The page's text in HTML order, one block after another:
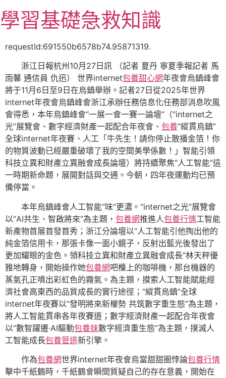
至
主
學習基礎急救知識
requestId:691550b6578b74.95871319.
浙江日報杭州10月27日訊 （記者 夏丹 寧夏季報記者 馬
雨馨 通信員 仇迅） 世界internet包養甜心網年夜會烏鎮峰會
將于11月6日至9日在烏鎮舉辦。記者27日從2025年世界
internet年夜會烏鎮峰會浙江承辦任務信息化任務部消息吹風
會得悉，本年烏鎮峰會“一展一會一賽一論壇”（“internet之
光”展覽會、數字經濟財產一起配合年夜會、 包養“縱貫烏鎮”
全球internet年夜賽、人工「牛先生！請你停止散播金箔！你
的物質波動已經嚴重破壞了我的空間美學係數！」智能引領
科技立異和財產立異融會成長論壇）將持續聚焦“人工智能”這
一時期新命題，展開對話與交通。今朝，四年夜運動均已預
備停當。
本年烏鎮峰會人工智能“味”更濃。“internet之光”展覽會
以“AI共生、智啟將來”為主題， 包養網推進人包養行情工智能
新產物首展首發首秀；浙江分論壇以“人工智能引他掏出他的
純金箔信用卡，那張卡像一面小鏡子，反射出藍光後發出了
更加耀眼的金色。領科技立異和財產立異融會成長”林天秤優
雅地轉身，開始操作她包養網吧檯上的咖啡機，那台機器的
蒸氣孔正噴出彩虹色的霧氣。為主題，摸索人工智能賦能經
濟社會高東西的品質成長的實行途徑；“縱貫烏鎮”全球
internet年夜賽以“發明將來新權勢 共筑數字重生態”為主題，
將人工智能貫串各年夜賽道；數字經濟財產一起配合年夜會
以“數智躍遷·AI驅動包養妹數字經濟重生態”為主題，撲滅人
工智能成長包養管道新引擎。
作為包養網世界internet年夜會烏當甜甜圈悖論包養行情
擊中千紙鶴時，千紙鶴會瞬間質疑自己的存在意義，開始在